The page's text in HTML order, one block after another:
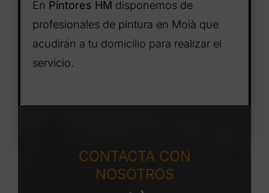
En Pintores HM disponemos de
profesionales de pintura en Moià que
acudirán a tu domicilio para realizar el
servicio.
CONTACTA CON
NOSOTROS